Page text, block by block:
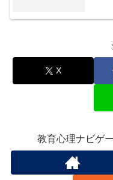
X
教育心理ナビゲ